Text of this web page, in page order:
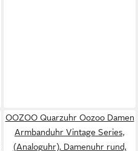
OOZOO Quarzuhr Oozoo Damen
Armbanduhr Vintage Series,
(Analoguhr), Damenuhr rund,